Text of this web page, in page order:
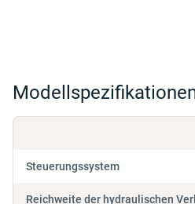
Steuerungssystem
Reichweite der hydraulischen